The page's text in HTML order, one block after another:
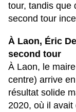
tour, tandis que
second tour
À Laon, Éric
second tour
À Laon, le
centre) arrive
résultat solide
2020, où il